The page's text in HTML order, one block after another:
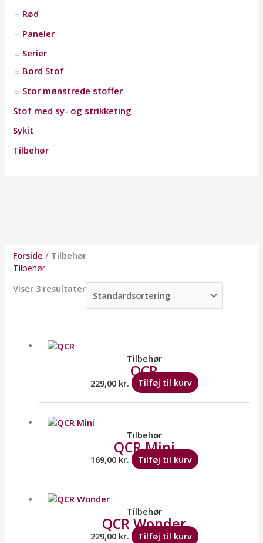
Rød
Paneler
Serier
Bord Stof
Stor mønstrede stoffer
Stof med sy- og strikketing
Sykit
Tilbehør
Forside / Tilbehør
Tilbehør
Viser 3 resultater
Tilbehør
QCR
229,00 kr. Tilføj til kurv
Tilbehør
QCR Mini
169,00 kr. Tilføj til kurv
Tilbehør
QCR Wonder
229,00 kr. Tilføj til kurv